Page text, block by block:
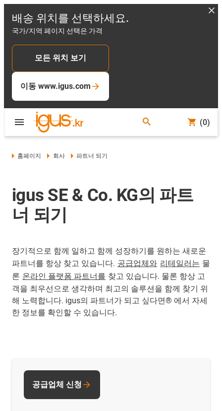
배송 위치를 선택하세요.
국가/지역 페이지 선택은 가격
모든 위치 보기
이동 www.igus.com
(0)
홈페이지 회사 파트너 되기
igus SE & Co. KG의 파트
너 되기
장기적으로 함께 일하고 함께 성장하기를 원하는 새로운
파트너를 항상 찾고 있습니다. 공급업체와 리테일러는 물
론 온라인 플랫폼 파트너를 찾고 있습니다. 물론 항상 고
객을 최우선으로 생각하며 최고의 솔루션을 함께 찾기 위
해 노력합니다. igus의 파트너가 되고 싶다면® 에서 자세
한 정보를 확인할 수 있습니다.
공급업체 신청